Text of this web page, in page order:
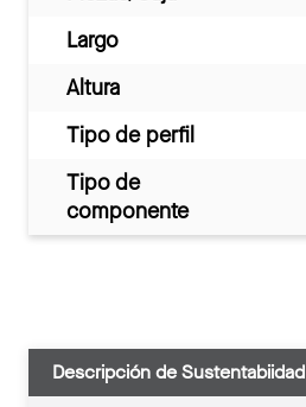
Largo
Altura
Tipo de perfil
Tipo de
componente
Descripción de Sustentabiidad